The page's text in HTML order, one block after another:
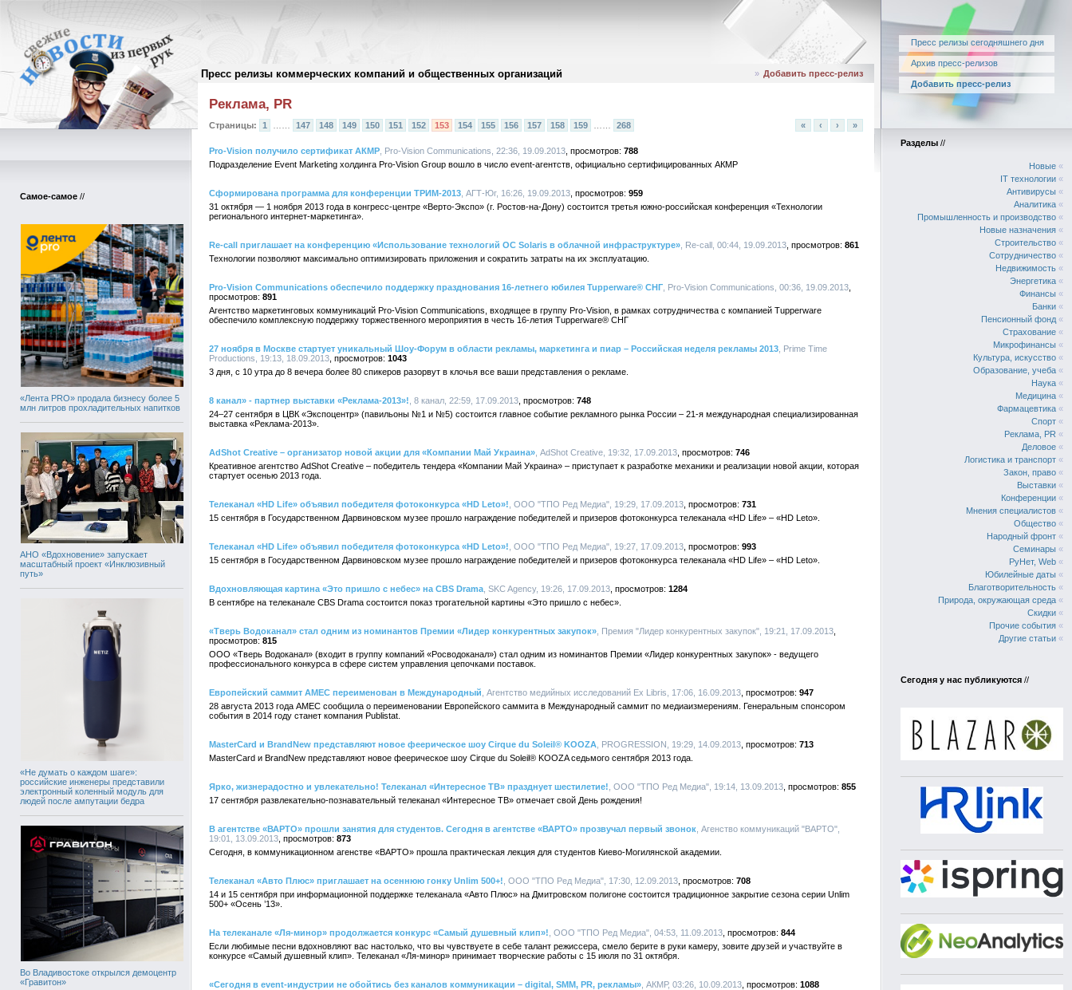
Пресс релизы коммерческих компаний и общественных организаций
Пресс релизы сегодняшнего дня
Архив пресс-релизов
Добавить пресс-релиз
Самое-самое //
«Лента PRO» продала бизнесу более 5
млн литров прохладительных напитков
АНО «Вдохновение» запускает
масштабный проект «Инклюзивный
путь»
«Не думать о каждом шаге»:
российские инженеры представили
электронный коленный модуль для
людей после ампутации бедра
Во Владивостоке открылся демоцентр
«Гравитон»
Архив пресс-релизов// » Добавить пресс-релиз
Реклама, PR
Страницы: 1 147 148 149 150 151 152 153 154 155 156 157 158 159 268 « ‹ › »
Pro-Vision получило сертификат АКМР , Pro-Vision Communications, 22:36, 19.09.2013
788
Подразделение Event Marketing холдинга Pro-Vision Group вошло в число event-агентств, официально сертифицированных АКМР
Сформирована программа для конференции ТРИМ-2013 , АГТ-Юг, 16:26, 19.09.2013
959
31 октября — 1 ноября 2013 года в конгресс-центре «Верто-Экспо» (г. Ростов-на-Дону) состоится третья южно-российская конференция «Технологии
регионального интернет-маркетинга».
Re-call приглашает на конференцию «Использование технологий ОС Solaris в облачной инфраструктуре» , Re-call, 00:44, 19.09.2013
861
Технологии позволяют максимально оптимизировать приложения и сократить затраты на их эксплуатацию.
Pro-Vision Communications обеспечило поддержку празднования 16-летнего юбилея Tupperware® СНГ , Pro-Vision Communications, 00:36, 19.09.2013
891
Агентство маркетинговых коммуникаций Pro-Vision Communications, входящее в группу Pro-Vision, в рамках сотрудничества с компанией Tupperware
обеспечило комплексную поддержку торжественного мероприятия в честь 16-летия Tupperware® СНГ
27 ноября в Москве стартует уникальный Шоу-Форум в области рекламы, маркетинга и пиар – Российская неделя рекламы 2013 , Prime Time
Productions, 19:13, 18.09.2013
1043
3 дня, с 10 утра до 8 вечера более 80 спикеров разорвут в клочья все ваши представления о рекламе.
8 канал» - партнер выставки «Реклама-2013»! , 8 канал, 22:59, 17.09.2013
748
24–27 сентября в ЦВК «Экспоцентр» (павильоны №1 и №5) состоится главное событие рекламного рынка России – 21-я международная специализированная
выставка «Реклама-2013».
AdShot Creative – организатор новой акции для «Компании Май Украина» , AdShot Creative, 19:32, 17.09.2013
746
Креативное агентство AdShot Creative – победитель тендера «Компании Май Украина» – приступает к разработке механики и реализации новой акции, которая
стартует осенью 2013 года.
Телеканал «HD Life» объявил победителя фотоконкурса «HD Leto»! , ООО "ТПО Ред Медиа", 19:29, 17.09.2013
731
15 сентября в Государственном Дарвиновском музее прошло награждение победителей и призеров фотоконкурса телеканала «HD Life» – «HD Leto».
Телеканал «HD Life» объявил победителя фотоконкурса «HD Leto»! , ООО "ТПО Ред Медиа", 19:27, 17.09.2013
993
15 сентября в Государственном Дарвиновском музее прошло награждение победителей и призеров фотоконкурса телеканала «HD Life» – «HD Leto».
Вдохновляющая картина «Это пришло с небес» на CBS Drama , SKC Agency, 19:26, 17.09.2013
1284
В сентябре на телеканале CBS Drama состоится показ трогательной картины «Это пришло с небес».
«Тверь Водоканал» стал одним из номинантов Премии «Лидер конкурентных закупок» , Премия "Лидер конкурентных закупок", 19:21, 17.09.2013
815
ООО «Тверь Водоканал» (входит в группу компаний «Росводоканал») стал одним из номинантов Премии «Лидер конкурентных закупок» - ведущего
профессионального конкурса в сфере систем управления цепочками поставок.
Европейский саммит АМЕС переименован в Международный , Агентство медийных исследований Ex Libris, 17:06, 16.09.2013
947
28 августа 2013 года АМЕС сообщила о переименовании Европейского саммита в Международный саммит по медиаизмерениям. Генеральным спонсором
события в 2014 году станет компания Publistat.
MasterCard и BrandNew представляют новое феерическое шоу Cirque du Soleil® KOOZA , PROGRESSION, 19:29, 14.09.2013
713
MasterCard и BrandNew представляют новое феерическое шоу Cirque du Soleil® KOOZA седьмого сентября 2013 года.
Ярко, жизнерадостно и увлекательно! Телеканал «Интересное ТВ» празднует шестилетие! , ООО "ТПО Ред Медиа", 19:14, 13.09.2013
855
17 сентября развлекательно-познавательный телеканал «Интересное ТВ» отмечает свой День рождения!
В агентстве «ВАРТО» прошли занятия для студентов. Сегодня в агентстве «ВАРТО» прозвучал первый звонок , Агенство коммуникаций "ВАРТО",
19:01, 13.09.2013
873
Сегодня, в коммуникационном агенстве «ВАРТО» прошла практическая лекция для студентов Киево-Могилянской академии.
Телеканал «Авто Плюс» приглашает на осеннюю гонку Unlim 500+! , ООО "ТПО Ред Медиа", 17:30, 12.09.2013
708
14 и 15 сентября при информационной поддержке телеканала «Авто Плюс» на Дмитровском полигоне состоится традиционное закрытие сезона серии Unlim
500+ «Осень ’13».
На телеканале «Ля-минор» продолжается конкурс «Самый душевный клип»! , ООО "ТПО Ред Медиа", 04:53, 11.09.2013
844
Если любимые песни вдохновляют вас настолько, что вы чувствуете в себе талант режиссера, смело берите в руки камеру, зовите друзей и участвуйте в
конкурсе «Самый душевный клип». Телеканал «Ля-минор» принимает творческие работы с 15 июля по 31 октября.
«Сегодня в event-индустрии не обойтись без каналов коммуникации – digital, SMM, PR, рекламы» , АКМР, 03:26, 10.09.2013
1088
Разделы //
Новые «
IT технологии «
Антивирусы «
Аналитика «
Промышленность и производство «
Новые назначения «
Строительство «
Сотрудничество «
Недвижимость «
Энергетика «
Финансы «
Банки «
Пенсионный фонд «
Страхование «
Микрофинансы «
Культура, искусство «
Образование, учеба «
Наука «
Медицина «
Фармацевтика «
Спорт «
Реклама, PR «
Деловое «
Логистика и транспорт «
Закон, право «
Выставки «
Конференции «
Мнения специалистов «
Общество «
Народный фронт «
Семинары «
РуНет, Web «
Юбилейные даты «
Благотворительность «
Природа, окружающая среда «
Скидки «
Прочие события «
Другие статьи «
Сегодня у нас публикуются //